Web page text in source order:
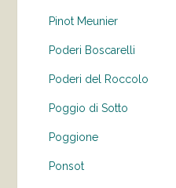
Pinot Meunier
Poderi Boscarelli
Poderi del Roccolo
Poggio di Sotto
Poggione
Ponsot